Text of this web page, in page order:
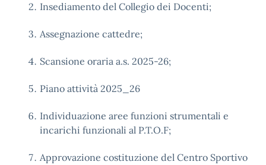
Insediamento del Collegio dei Docenti;
Assegnazione cattedre;
Scansione oraria a.s. 2025-26;
Piano attività 2025_26
Individuazione aree funzioni strumentali e
incarichi funzionali al P.T.O.F;
Approvazione costituzione del Centro Sportivo